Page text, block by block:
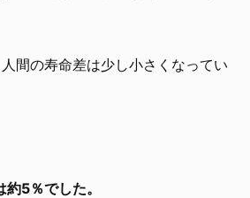
間の寿命差は少し小さくなってい
5％でした。